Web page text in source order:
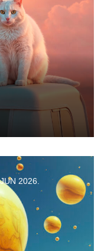
2026.